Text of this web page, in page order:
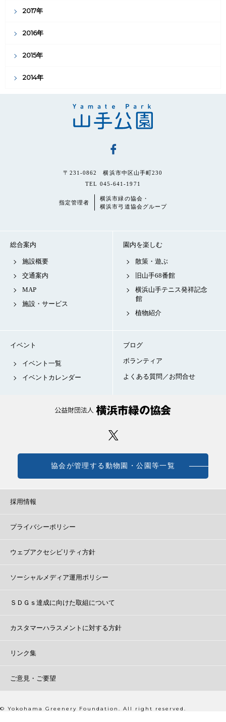
2017年
2016年
2015年
2014年
〒231-0862 横浜市中区山手町230
TEL 045-641-1971
指定管理者
横浜市緑の協会・
横浜市弓道協会グループ
総合案内
施設概要
交通案内
MAP
施設・サービス
園内を楽しむ
散策・遊ぶ
旧山手68番館
横浜山手テニス発祥記念
館
植物紹介
イベント
イベント一覧
イベントカレンダー
ブログ
ボランティア
よくある質問／お問合せ
協会が管理する動物園・公園等一覧
採用情報
プライバシーポリシー
ウェブアクセシビリティ方針
ソーシャルメディア運用ポリシー
ＳＤＧｓ達成に向けた取組について
カスタマーハラスメントに対する方針
リンク集
ご意見・ご要望
© Yokohama Greenery Foundation. All right reserved.